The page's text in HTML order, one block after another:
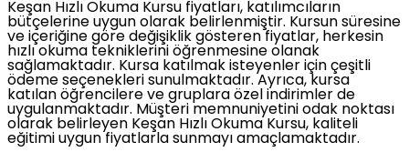
Keşan Hızlı Okuma Kursu fiyatları, katılımcıların
bütçelerine uygun olarak belirlenmiştir. Kursun süresine
ve içeriğine göre değişiklik gösteren fiyatlar, herkesin
hızlı okuma tekniklerini öğrenmesine olanak
sağlamaktadır. Kursa katılmak isteyenler için çeşitli
ödeme seçenekleri sunulmaktadır. Ayrıca, kursa
katılan öğrencilere ve gruplara özel indirimler de
uygulanmaktadır. Müşteri memnuniyetini odak noktası
olarak belirleyen Keşan Hızlı Okuma Kursu, kaliteli
eğitimi uygun fiyatlarla sunmayı amaçlamaktadır.